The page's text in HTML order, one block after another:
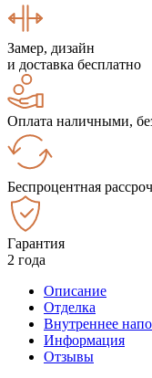
Замер, дизайн
и доставка бесплатно
Оплата наличными,
Беспроцентная
Гарантия
2 года
Описание
Отделка
Внутреннее
Информация
Отзывы